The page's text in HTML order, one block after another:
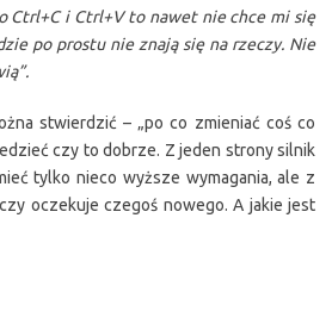
Ctrl+C i Ctrl+V to nawet nie chce mi się
po prostu nie znają się na rzeczy. Nie
stwierdzić – „po co zmieniać coś co
czy to dobrze. Z jeden strony silnik
tylko nieco wyższe wymagania, ale z
oczekuje czegoś nowego. A jakie jest